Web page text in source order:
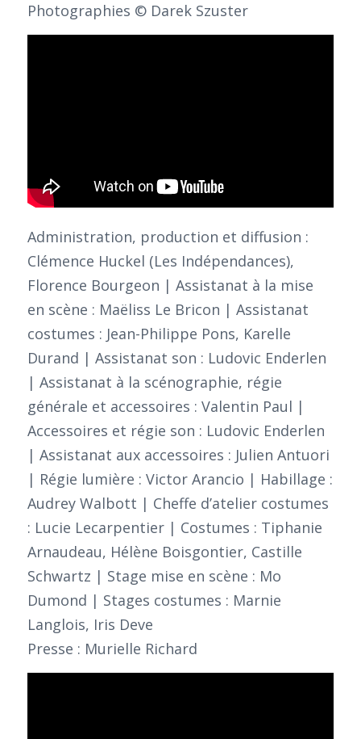
Photographies © Darek Szuster
Administration, production et diffusion :
Clémence Huckel (Les Indépendances),
Florence Bourgeon | Assistanat à la mise
en scène : Maëliss Le Bricon | Assistanat
costumes : Jean-Philippe Pons, Karelle
Durand | Assistanat son : Ludovic Enderlen
| Assistanat à la scénographie, régie
générale et accessoires : Valentin Paul |
Accessoires et régie son : Ludovic Enderlen
| Assistanat aux accessoires : Julien Antuori
| Régie lumière : Victor Arancio | Habillage :
Audrey Walbott | Cheffe d’atelier costumes
: Lucie Lecarpentier | Costumes : Tiphanie
Arnaudeau, Hélène Boisgontier, Castille
Schwartz | Stage mise en scène : Mo
Dumond | Stages costumes : Marnie
Langlois, Iris Deve
Presse : Murielle Richard